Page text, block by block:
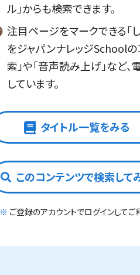
ル」からも検索できます。
注目ページをマークできる「
をジャパンナレッジSchoolの
索」や「音声読み上げ」など
しています。
タイトル一覧をみる
このコンテンツで検索して
※ ご登録のアカウントでログインしてご